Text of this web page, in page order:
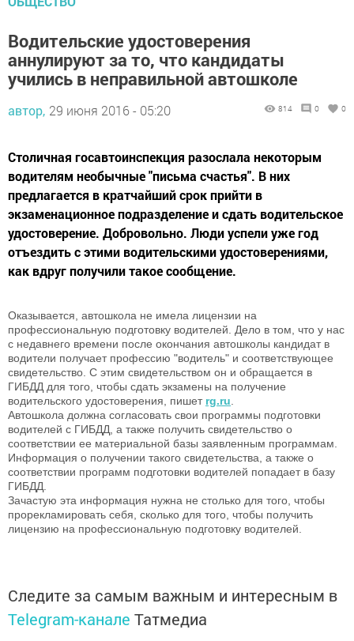
Водительские удостоверения
аннулируют за то, что кандидаты
учились в неправильной автошколе
автор, 29 июня 2016 - 05:20 814 0 0
Столичная госавтоинспекция разослала некоторым
водителям необычные "письма счастья". В них
предлагается в кратчайший срок прийти в
экзаменационное подразделение и сдать водительское
удостоверение. Добровольно. Люди успели уже год
отъездить с этими водительскими удостоверениями,
как вдруг получили такое сообщение.
Оказывается, автошкола не имела лицензии на
профессиональную подготовку водителей. Дело в том, что у нас
с недавнего времени после окончания автошколы кандидат в
водители получает профессию "водитель" и соответствующее
свидетельство. С этим свидетельством он и обращается в
ГИБДД для того, чтобы сдать экзамены на получение
водительского удостоверения, пишет rg.ru
Автошкола должна согласовать свои программы подготовки
водителей с ГИБДД, а также получить свидетельство о
соответствии ее материальной базы заявленным программам.
Информация о получении такого свидетельства, а также о
соответствии программ подготовки водителей попадает в базу
ГИБДД.
Зачастую эта информация нужна не столько для того, чтобы
прорекламировать себя, сколько для того, чтобы получить
лицензию на профессиональную подготовку водителей.
Следите за самым важным и интересным в
Telegram-канале Татмедиа